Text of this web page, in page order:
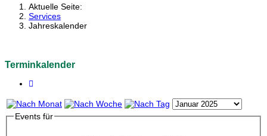
Aktuelle Seite:
Services
Jahreskalender
Terminkalender
Events für